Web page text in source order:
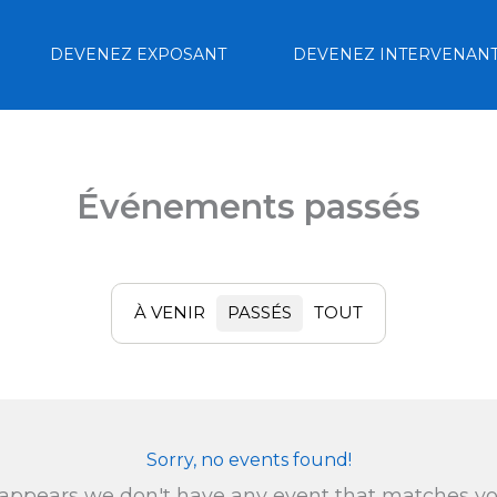
DEVENEZ EXPOSANT DEVENEZ
Événements passés
À VENIR PASSÉS TOUT
Sorry, no events found!